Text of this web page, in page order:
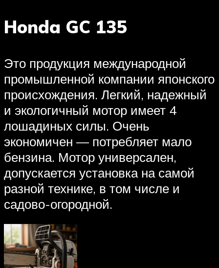
Honda GC 135
Это продукция международной
промышленной компании японского
происхождения. Легкий, надежный
и экологичный мотор имеет 4
лошадиных силы. Очень
экономичен — потребляет мало
бензина. Мотор универсален,
допускается установка на самой
разной технике, в том числе и
садово-огородной.